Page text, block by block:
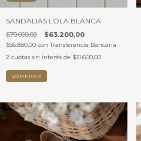
SANDALIAS LOLA BLANCA
$79.000,00 $63.200,00
$56.880,00 con Transferencia Bancaria
2 cuotas sin interés de $31.600,00
COMPRAR